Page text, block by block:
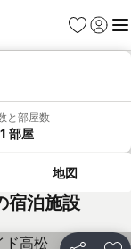
お気に入り
ログイ
メ
と部屋数
部屋
地図
宿泊施設